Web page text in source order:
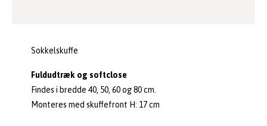
Sokkelskuffe
Fuldudtræk og softclose
Findes i bredde 40, 50, 60 og 80 cm.
Monteres med skuffefront H: 17 cm